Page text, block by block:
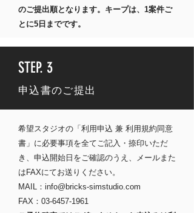
のご提出順となります。キープは、1案件ご
とに5日までです。
STEP. 3
申込書のご提出
希望スタジオの「利用申込 兼 利用規約同意
書」に必要事項を全てご記入・捺印いただ
き、 申込開始日をご確認のうえ、メールまた
はFAXにてお送りください。
MAIL： info@bricks-simstudio.com
FAX：03-6457-1961